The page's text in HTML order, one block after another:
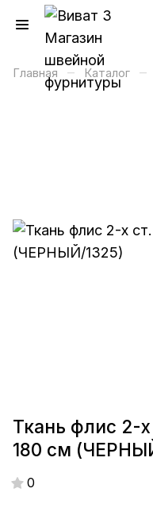
Главная – Каталог –
Ткань флис 2-
180 см
0